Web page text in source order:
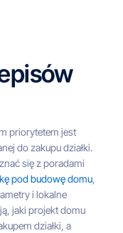
priorytetem jest
do zakupu działki.
się z poradami
pod budowę domu,
i lokalne
jaki projekt domu
działki, a